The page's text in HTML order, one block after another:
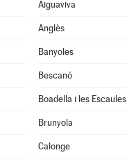
Aiguaviva
Anglès
Banyoles
Bescanó
Boadella i les Escaules
Brunyola
Calonge